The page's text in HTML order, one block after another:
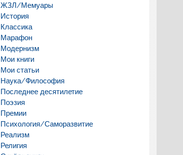
ЖЗЛ/Мемуары
История
Классика
Марафон
Модернизм
Мои книги
Мои статьи
Наука/Философия
Последнее десятилетие
Поэзия
Премии
Психология/Саморазвитие
Реализм
Религия